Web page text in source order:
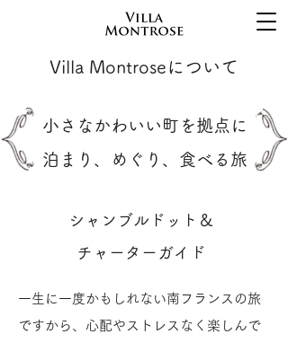
Villa Montroseについて
小さなかわいい町を拠点に
泊まり、めぐり、食べる旅
シャンブルドット＆
チャーターガイド
一生に一度かもしれない南フランスの旅
ですから、心配やストレスなく楽しんで